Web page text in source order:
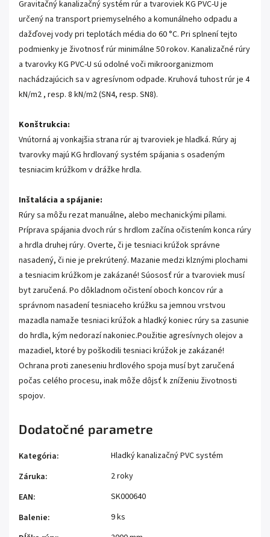
Gravitačný kanalizačný systém rúr a tvaroviek KG PVC-U je
určený na transport priemyselného a komunálneho odpadu a
dažďovej vody pri teplotách média do 60 °C. Pri splnení tejto
podmienky je životnosť rúr minimálne 50 rokov. Kanalizačné rúry
a tvarovky KG PVC-U sú odolné voči mikroorganizmom
nachádzajúcich sa v agresívnom odpade. Kruhová tuhost rúr je 4
kN/m2 , resp. 8 kN/m2 (SN4, resp. SN8).
Konštrukcia:
Vnútorná aj vonkajšia strana rúr aj tvaroviek je hladká. Rúry aj
tvarovky majú KG hrdlovaný systém spájania s osadeným
tesniacim krúžkom v drážke hrdla.
Inštalácia a spájanie:
Rúry sa môžu rezat manuálne, alebo mechanickými pílami.
Príprava spájania dvoch rúr s hrdlom začína očistením konca rúry
a hrdla druhej rúry. Overte, či je tesniaci krúžok správne
nasadený, či nie je prekrútený. Mazanie medzi klznými plochami
a tesniacim krúžkom je zakázané! Súososť rúr a tvaroviek musí
byt zaručená. Po dôkladnom očistení oboch koncov rúr a
správnom nasadení tesniaceho krúžku sa jemnou vrstvou
mazadla namaže tesniaci krúžok a hladký koniec rúry sa zasunie
do hrdla, kým nedorazí nakoniec.Použitie agresívnych olejov a
mazadiel, ktoré by poškodili tesniaci krúžok je zakázané!
Ochrana proti zaneseniu hrdlového spoja musí byt zaručená
počas celého procesu, inak môže dôjsť k zníženiu životnosti
spojov.
Dodatočné parametre
Kategória:
Hladký kanalizačný PVC systém
Záruka:
2 roky
EAN:
SK000640
Balenie:
9 ks